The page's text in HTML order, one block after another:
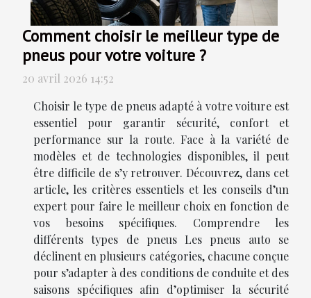
Comment choisir le meilleur type de
pneus pour votre voiture ?
20 avril 2026 14:52
Choisir le type de pneus adapté à votre voiture est
essentiel pour garantir sécurité, confort et
performance sur la route. Face à la variété de
modèles et de technologies disponibles, il peut
être difficile de s’y retrouver. Découvrez, dans cet
article, les critères essentiels et les conseils d’un
expert pour faire le meilleur choix en fonction de
vos besoins spécifiques. Comprendre les
différents types de pneus Les pneus auto se
déclinent en plusieurs catégories, chacune conçue
pour s’adapter à des conditions de conduite et des
saisons spécifiques afin d’optimiser la sécurité